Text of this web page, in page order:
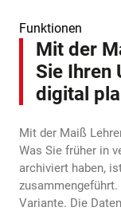
Funktionen
Mit der
Sie Ihren
digital
Mit der Maiß
Was Sie früher in
archiviert haben,
Variante. Die